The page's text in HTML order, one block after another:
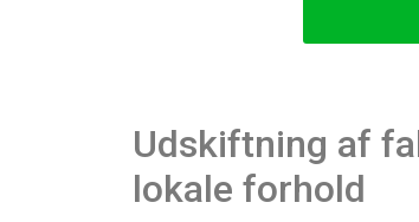
Udskiftning af
lokale forhold